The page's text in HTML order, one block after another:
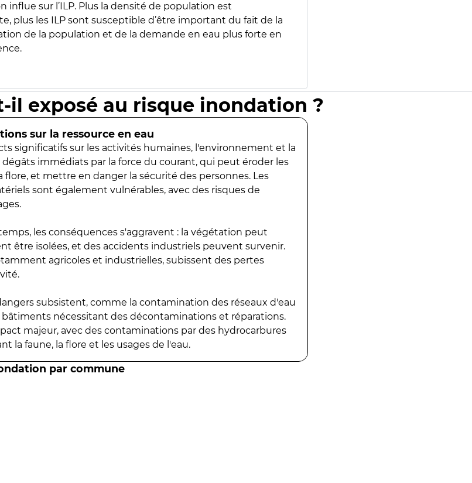
influe sur l’ILP. Plus la densité de population est
plus les ILP sont susceptible d’être important du fait de la
de la population et de la demande en eau plus forte en
il exposé au risque inondation ?
sur la ressource en eau
significatifs sur les activités humaines, l'environnement et la
immédiats par la force du courant, qui peut éroder les
flore, et mettre en danger la sécurité des personnes. Les
sont également vulnérables, avec des risques de
les conséquences s'aggravent : la végétation peut
être isolées, et des accidents industriels peuvent survenir.
agricoles et industrielles, subissent des pertes
subsistent, comme la contamination des réseaux d'eau
nécessitant des décontaminations et réparations.
majeur, avec des contaminations par des hydrocarbures
la faune, la flore et les usages de l'eau.
par commune